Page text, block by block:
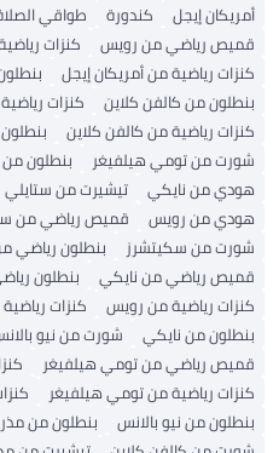
أمريكان إيجل
كندورة طواقي
قميص رياضي من رويس
كنزات
كنزات رياضية من أمريكان إيجل
بنطلون من كالفن كلاين
كنزات
كنزات رياضية من كالفن كلاين
شورت من تومي هيلفيغر
بنطلون
هودي من نايكي
تيشيرت من ستايلي
هودي من رويس
قميص رياضي من
شورت من سكيتشرز
بنطلون رياضي
قميص رياضي من نايكي
بنطلون
كنزات رياضية من رويس
كنزات
بنطلون من نايكي
شورت من نيو
قميص رياضي من تومي هيلفيغر
كنزات رياضية من تومي هيلفيغر
بنطلون من نيو بالانس
بنطلون من